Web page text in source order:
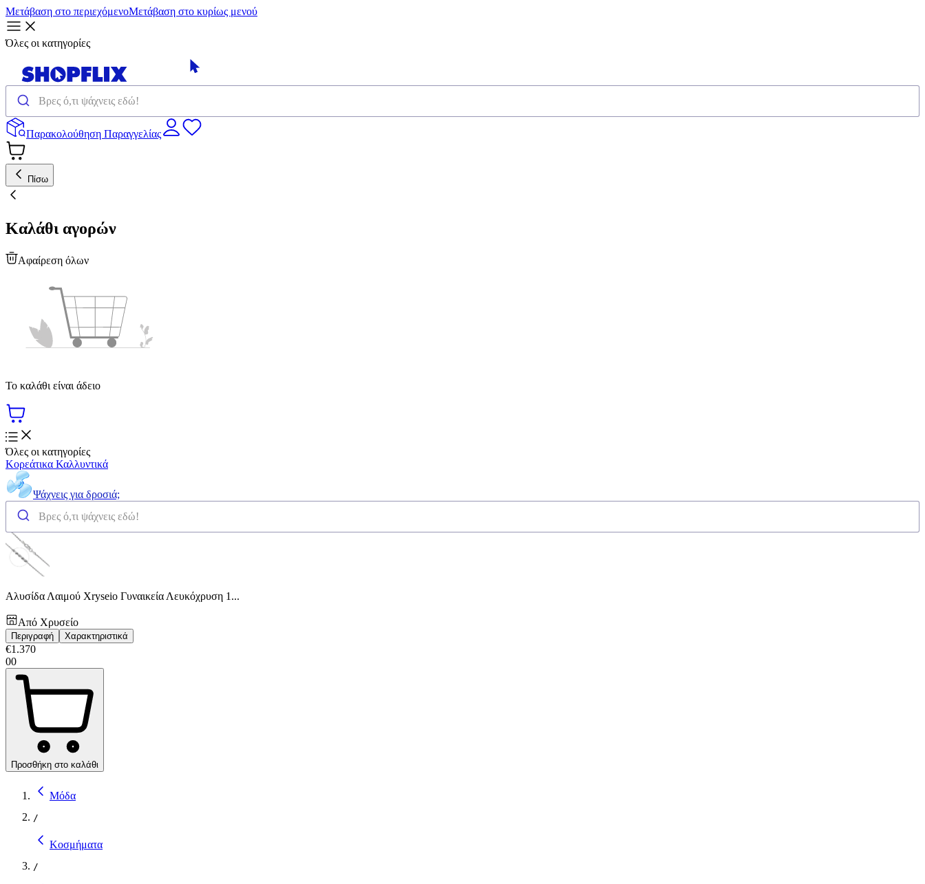
Μετάβαση στο περιεχόμενοΜετάβαση στο κυρίως μενού
Όλες οι κατηγορίες
Παρακολούθηση Παραγγελίας
Πίσω
Καλάθι αγορών
Αφαίρεση όλων
Το καλάθι είναι άδειο
Όλες οι κατηγορίες
Κορεάτικα Καλλυντικά
Ψάχνεις για δροσιά;
Αλυσίδα Λαιμού Xryseio Γυναικεία Λευκόχρυση 1...
Από Χρυσείο
Περιγραφή Χαρακτηριστικά
€1.370
00
Προσθήκη στο καλάθι
Μόδα
/
Κοσμήματα
/